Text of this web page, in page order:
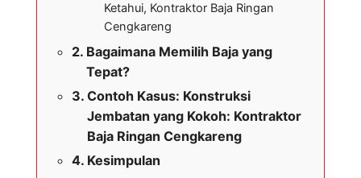
Ketahui, Kontraktor Baja Ringan
Cengkareng
Bagaimana Memilih Baja yang
Tepat?
Contoh Kasus: Konstruksi
Jembatan yang Kokoh: Kontraktor
Baja Ringan Cengkareng
Kesimpulan